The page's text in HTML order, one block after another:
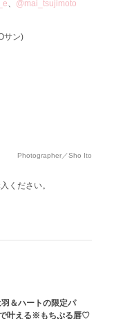
、 @mai_tsujimoto
サン)
Photographer／Sho Ito
ください。
＆ハートの限定パ
叶える※もちぷる唇♡